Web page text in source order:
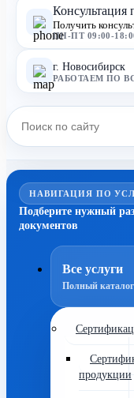
Консультация
Получить
ПН-ПТ 09:00-
г. Новосибирск
РАБОТАЕМ ПО
НАВИГАЦИЯ ПО
Подберите нужный
документов
Все услуги
Полный каталог
продукции